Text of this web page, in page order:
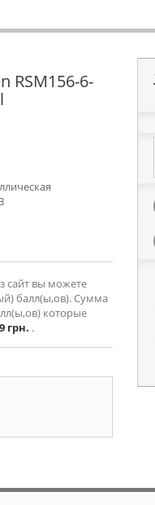
RSM156-6-
сайт вы можете
балл(ы,ов). Сумма
которые
грн. .